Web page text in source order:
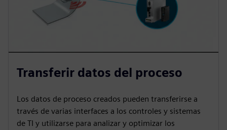
Transferir datos del proceso
Los datos de proceso creados pueden transferirse a
través de varias interfaces a los controles y sistemas
de TI y utilizarse para analizar y optimizar los